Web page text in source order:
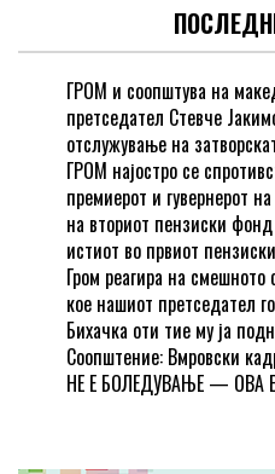
ГРОМ и соопштува на
претседател Стевче
отслужување на
ГРОМ најостро се
премиерот и гувернерот
на вториот пензиски
истиот во првиот
Гром реагира на
кое нашиот претседател
Бихачка оти тие му ја
Соопштение: Вмровски
НЕ Е БОЛЕДУВАЊЕ — ОВА